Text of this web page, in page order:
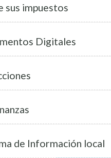
sus impuestos
Digitales
de Información local